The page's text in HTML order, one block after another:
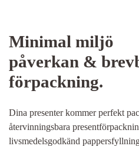
Minimal miljö
påverkan &
förpackning.
Dina presenter kommer perfekt
återvinningsbara
livsmedelsgodkänd